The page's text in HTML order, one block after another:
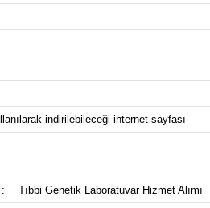
indirilebileceği internet sayfası
: Tıbbi Genetik Laboratuvar Hizmet Alımı